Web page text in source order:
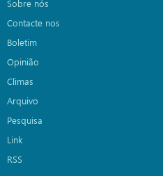
Sobre nós
Contacte nos
Boletim
Opinião
Climas
Arquivo
Pesquisa
Link
RSS